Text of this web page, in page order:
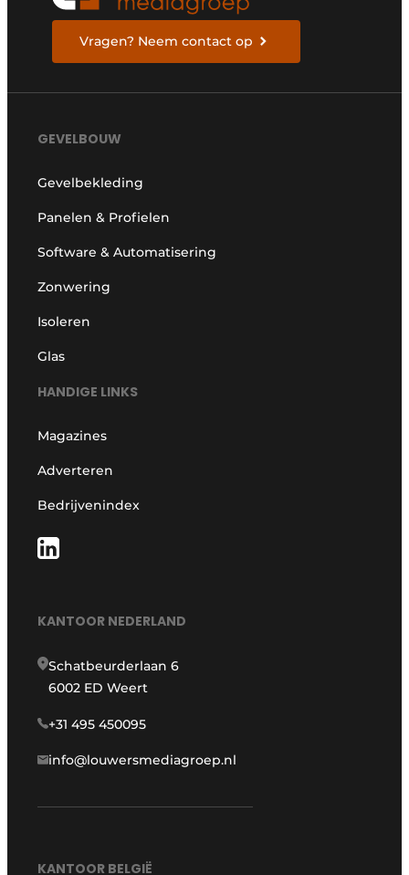
Vragen? Neem contact op
GEVELBOUW
Gevelbekleding
Panelen & Profielen
Software & Automatisering
Zonwering
Isoleren
Glas
HANDIGE LINKS
Magazines
Adverteren
Bedrijvenindex
KANTOOR NEDERLAND
Schatbeurderlaan 6
6002 ED Weert
+31 495 450095
info@louwersmediagroep.nl
KANTOOR BELGIË